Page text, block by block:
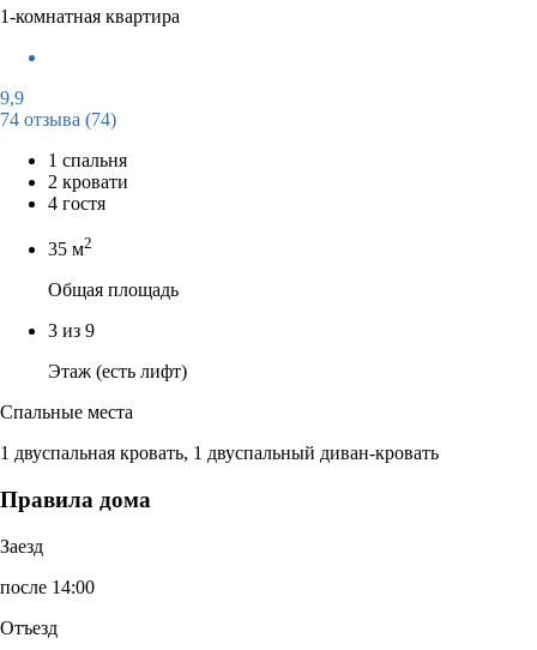
1-комнатная квартира
9,9
74 отзыва (74)
1 спальня
2 кровати
4 гостя
35 м2
Общая площадь
3 из 9
Этаж (есть лифт)
Спальные места
1 двуспальная кровать, 1 двуспальный диван-кровать
Правила дома
Заезд
после 14:00
Отъезд